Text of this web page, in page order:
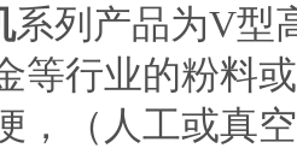
系列产品为V型
等行业的粉料
，（人工或真